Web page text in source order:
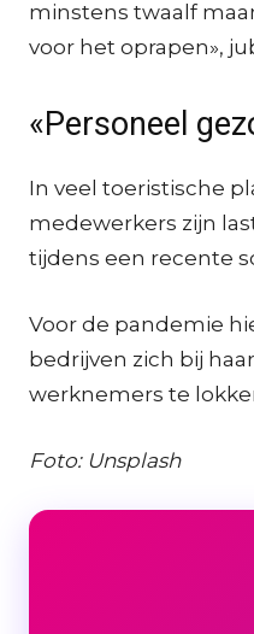
minstens twaalf
voor het oprapen»,
«Personeel
In veel toeristische
medewerkers zijn
tijdens een recente
Voor de pandemie
bedrijven zich bij
werknemers te
Foto: Unsplash